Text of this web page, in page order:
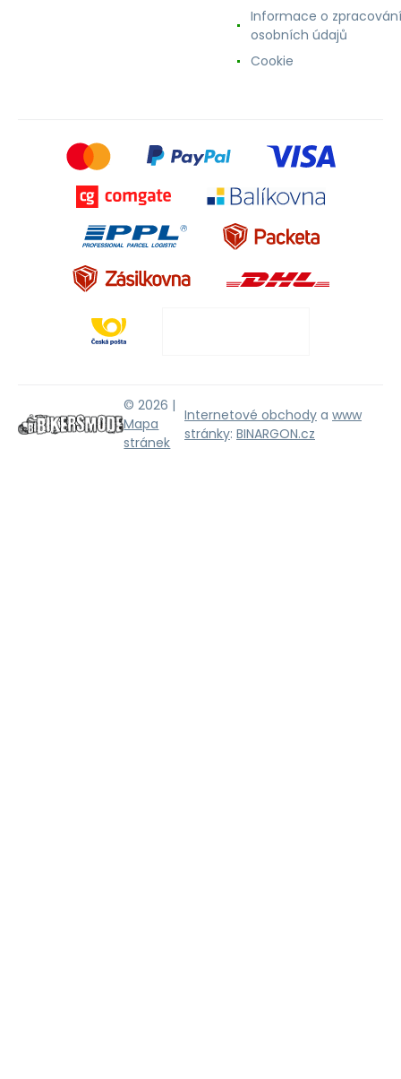
Informace o zpracování
osobních údajů
Cookie
© 2026 |
Mapa
stránek
Internetové obchody a www
stránky: BINARGON.cz